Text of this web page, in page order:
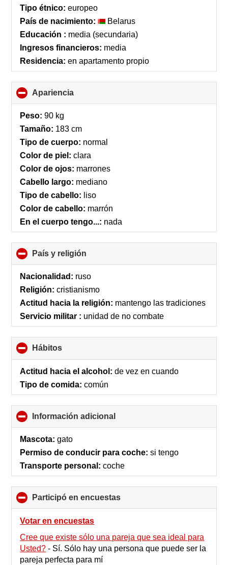
Tipo étnico: europeo
País de nacimiento:
Belarus
Educación : media (secundaria)
Ingresos financieros: media
Residencia: en apartamento propio
Apariencia
to
Peso: 90 kg
Tamaño: 183 cm
Tipo de cuerpo: normal
Color de piel: clara
Color de ojos: marrones
Cabello largo: mediano
Tipo de cabello: liso
Color de cabello: marrón
En el cuerpo tengo...: nada
País y religión
to
collapse
Nacionalidad: ruso
Religión: cristianismo
Actitud hacia la religión: mantengo las tradiciones
Servicio militar : unidad de no combate
Hábitos
to
collapse
Actitud hacia el alcohol: de vez en cuando
Tipo de comida: común
Información adicional
to
Mascota: gato
Permiso de conducir para coche: si tengo
Transporte personal: coche
Participó en encuestas
to
Votar en encuestas
Cree que existe sólo una pareja que sea ideal para
Usted? - Sí. Sólo hay una persona que puede ser la
pareja perfecta para mí